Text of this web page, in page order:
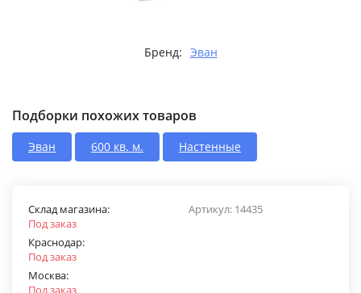
Бренд: Эван
Подборки похожих товаров
Эван 600 кв. м. Настенные
Артикул: 14435
Склад магазина:
Под заказ
Краснодар:
Под заказ
Москва:
Под заказ